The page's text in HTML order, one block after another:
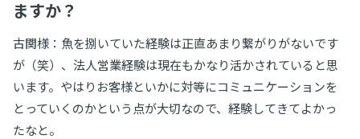
ますか？
古関様：魚を捌いていた経験は正直あまり繋がりがないです
が（笑）、法人営業経験は現在もかなり活かされていると思
います。やはりお客様といかに対等にコミュニケーションを
とっていくのかという点が大切なので、経験してきてよかっ
たなと。